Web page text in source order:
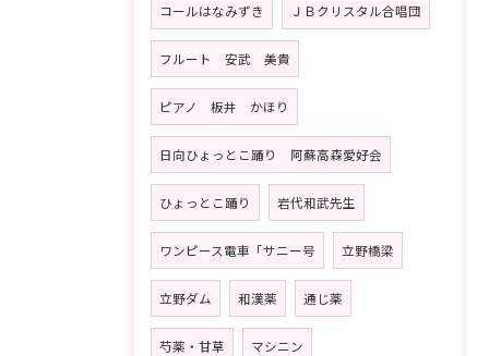
コールはなみずき ＪＢクリスタル合唱団
フルート 安武 美貴
ピアノ 板井 かほり
日向ひょっとこ踊り 阿蘇高森愛好会
ひょっとこ踊り 岩代和武先生
ワンピース電車「サニー号 立野橋梁
立野ダム 和漢薬 通じ薬
芍薬・甘草 マシニン